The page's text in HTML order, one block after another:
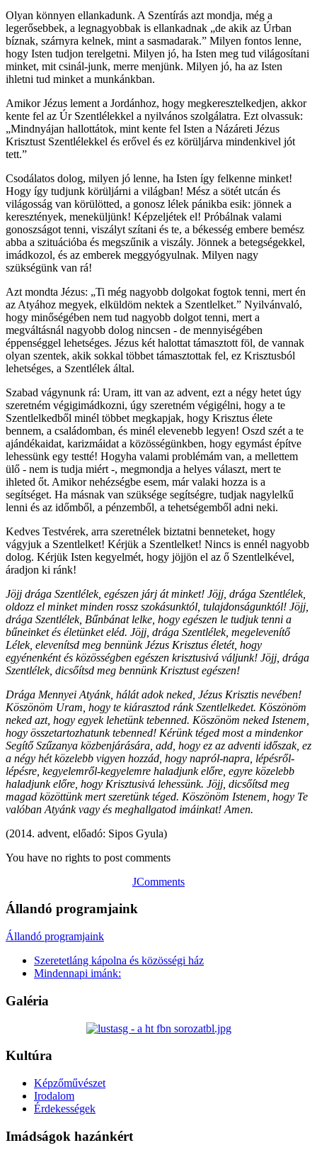
Olyan könnyen ellankadunk. A Szentírás azt mondja, még a
legerősebbek, a legnagyobbak is ellankadnak „de akik az Úrban
bíznak, szárnyra kelnek, mint a sasmadarak.” Milyen fontos lenne,
hogy Isten tudjon terelgetni. Milyen jó, ha Isten meg tud világosítani
minket, mit csinál-junk, merre menjünk. Milyen jó, ha az Isten
ihletni tud minket a munkánkban.
Amikor Jézus lement a Jordánhoz, hogy megkeresztelkedjen, akkor
kente fel az Úr Szentlélekkel a nyilvános szolgálatra. Ezt olvassuk:
„Mindnyájan hallottátok, mint kente fel Isten a Názáreti Jézus
Krisztust Szentlélekkel és erővel és ez körüljárva mindenkivel jót
tett.”
Csodálatos dolog, milyen jó lenne, ha Isten így felkenne minket!
Hogy így tudjunk körüljárni a világban! Mész a sötét utcán és
világosság van körülötted, a gonosz lélek pánikba esik: jönnek a
keresztények, meneküljünk! Képzeljétek el! Próbálnak valami
gonoszságot tenni, viszályt szítani és te, a békesség embere bemész
abba a szituációba és megszűnik a viszály. Jönnek a betegségekkel,
imádkozol, és az emberek meggyógyulnak. Milyen nagy
szükségünk van rá!
Azt mondta Jézus: „Ti még nagyobb dolgokat fogtok tenni, mert én
az Atyához megyek, elküldöm nektek a Szentlelket.” Nyilvánvaló,
hogy minőségében nem tud nagyobb dolgot tenni, mert a
megváltásnál nagyobb dolog nincsen - de mennyiségében
éppenséggel lehetséges. Jézus két halottat támasztott föl, de vannak
olyan szentek, akik sokkal többet támasztottak fel, ez Krisztusból
lehetséges, a Szentlélek által.
Szabad vágynunk rá: Uram, itt van az advent, ezt a négy hetet úgy
szeretném végigimádkozni, úgy szeretném végigélni, hogy a te
Szentlelkedből minél többet megkapjak, hogy Krisztus élete
bennem, a családomban, és minél elevenebb legyen! Oszd szét a te
ajándékaidat, karizmáidat a közösségünkben, hogy egymást építve
lehessünk egy testté! Hogyha valami problémám van, a mellettem
ülő - nem is tudja miért -, megmondja a helyes választ, mert te
ihleted őt. Amikor nehézségbe esem, már valaki hozza is a
segítséget. Ha másnak van szüksége segítségre, tudjak nagylelkű
lenni és az időmből, a pénzemből, a tehetségemből adni neki.
Kedves Testvérek, arra szeretnélek biztatni benneteket, hogy
vágyjuk a Szentlelket! Kérjük a Szentlelket! Nincs is ennél nagyobb
dolog. Kérjük Isten kegyelmét, hogy jöjjön el az ő Szentlelkével,
áradjon ki ránk!
Jöjj drága Szentlélek, egészen járj át minket! Jöjj, drága Szentlélek,
oldozz el minket minden rossz szokásunktól, tulajdonságunktól! Jöjj,
drága Szentlélek, Bűnbánat lelke, hogy egészen le tudjuk tenni a
bűneinket és életünket eléd. Jöjj, drága Szentlélek, megelevenítő
Lélek, elevenítsd meg bennünk Jézus Krisztus életét, hogy
egyénenként és közösségben egészen krisztusivá váljunk! Jöjj, drága
Szentlélek, dicsőítsd meg bennünk Krisztust egészen!
Drága Mennyei Atyánk, hálát adok neked, Jézus Krisztis nevében!
Köszönöm Uram, hogy te kiárasztod ránk Szentlelkedet. Köszönöm
neked azt, hogy egyek lehetünk tebenned. Köszönöm neked Istenem,
hogy összetartozhatunk tebenned! Kérünk téged most a mindenkor
Segítő Szűzanya közbenjárására, add, hogy ez az adventi időszak, ez
a négy hét közelebb vigyen hozzád, hogy napról-napra, lépésről-
lépésre, kegyelemről-kegyelemre haladjunk előre, egyre közelebb
haladjunk előre, hogy Krisztusivá lehessünk. Jöjj, dicsőítsd meg
magad közöttünk mert szeretünk téged. Köszönöm Istenem, hogy Te
valóban Atyánk vagy és meghallgatod imáinkat! Amen.
(2014. advent, előadó: Sipos Gyula)
You have no rights to post comments
JComments
Állandó programjaink
Állandó programjaink
Szeretetláng kápolna és közösségi ház
Mindennapi imánk:
Galéria
Kultúra
Képzőművészet
Irodalom
Érdekességek
Imádságok hazánkért